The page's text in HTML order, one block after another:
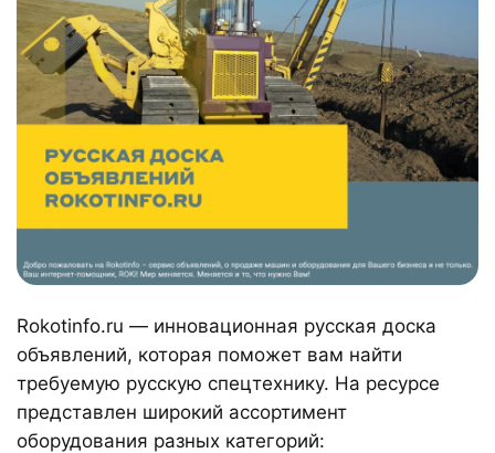
Rokotinfo.ru — инновационная русская доска
объявлений, которая поможет вам найти
требуемую русскую спецтехнику. На ресурсе
представлен широкий ассортимент
оборудования разных категорий: